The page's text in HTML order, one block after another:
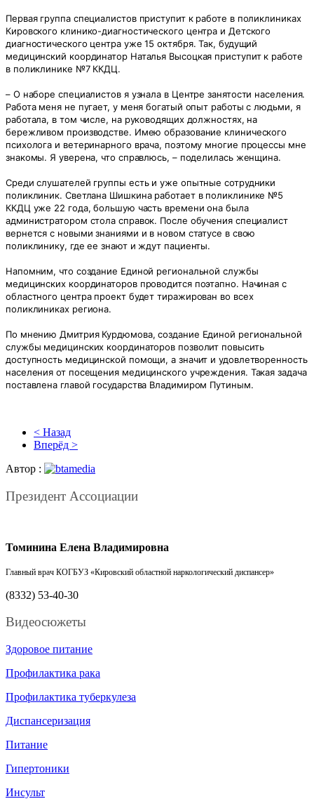
Первая группа специалистов приступит к работе в поликлиниках
Кировского клинико-диагностического центра и Детского
диагностического центра уже 15 октября. Так, будущий
медицинский координатор Наталья Высоцкая приступит к работе
в поликлинике №7 ККДЦ.
– О наборе специалистов я узнала в Центре занятости населения.
Работа меня не пугает, у меня богатый опыт работы с людьми, я
работала, в том числе, на руководящих должностях, на
бережливом производстве. Имею образование клинического
психолога и ветеринарного врача, поэтому многие процессы мне
знакомы. Я уверена, что справлюсь, – поделилась женщина.
Среди слушателей группы есть и уже опытные сотрудники
поликлиник. Светлана Шишкина работает в поликлинике №5
ККДЦ уже 22 года, большую часть времени она была
администратором стола справок. После обучения специалист
вернется с новыми знаниями и в новом статусе в свою
поликлинику, где ее знают и ждут пациенты.
Напомним, что создание Единой региональной службы
медицинских координаторов проводится поэтапно. Начиная с
областного центра проект будет тиражирован во всех
поликлиниках региона.
По мнению Дмитрия Курдюмова, создание Единой региональной
службы медицинских координаторов позволит повысить
доступность медицинской помощи, а значит и удовлетворенность
населения от посещения медицинского учреждения. Такая задача
поставлена главой государства Владимиром Путиным.
< Назад
Вперёд >
Автор :
Президент Ассоциации
Томинина Елена Владимировна
Главный врач КОГБУЗ «Кировский областной наркологический диспансер»
(8332) 53-40-30
Видеосюжеты
Здоровое питание
Профилактика рака
Профилактика туберкулеза
Диспансеризация
Питание
Гипертоники
Инсульт